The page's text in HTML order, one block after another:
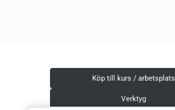
Köp till kurs / arbetsplats
Verktyg